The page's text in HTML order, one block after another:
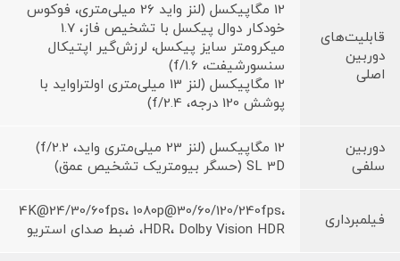
قابلیت‌های
دوربین
اصلی
12 مگاپیکسل (لنز واید 26 میلی‌متری، فوکوس
خودکار دوال پیکسل با تشخیص فاز، 1.7
میکرومتر سایز پیکسل، لرزش‌گیر اپتیکال
سنسورشیفت، f/1.6)
12 مگاپیکسل (لنز 13 میلی‌متری اولتراواید با
پوشش 120 درجه، f/2.4)
دوربین
سلفی
12 مگاپیکسل (لنز 23 میلی‌متری واید، f/2.2)
SL 3D (حسگر بیومتریک تشخیص عمق)
فیلمبرداری
4K@24/30/60fps، 1080p@30/60/120/240fps،
HDR، Dolby Vision HDR، ضبط صدای استریو